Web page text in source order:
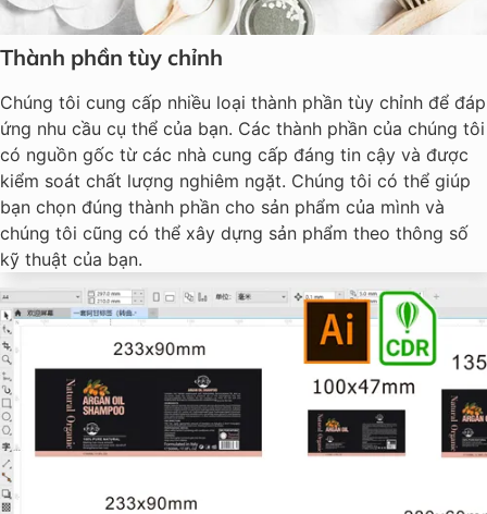
Thành phần tùy chỉnh
Chúng tôi cung cấp nhiều loại thành phần tùy chỉnh để đáp
ứng nhu cầu cụ thể của bạn. Các thành phần của chúng tôi
có nguồn gốc từ các nhà cung cấp đáng tin cậy và được
kiểm soát chất lượng nghiêm ngặt. Chúng tôi có thể giúp
bạn chọn đúng thành phần cho sản phẩm của mình và
chúng tôi cũng có thể xây dựng sản phẩm theo thông số
kỹ thuật của bạn.